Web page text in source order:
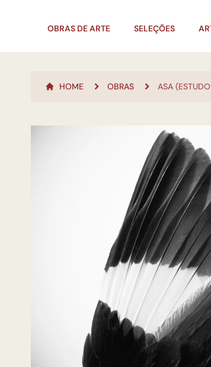
OBRAS DE ARTE SELEÇÕES
HOME OBRAS ASA